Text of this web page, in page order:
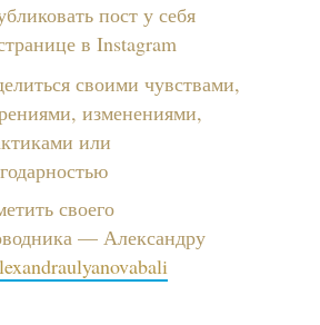
пост у себя
в Instagram
своего
— Александру
своими чувствами,
изменениями,
или